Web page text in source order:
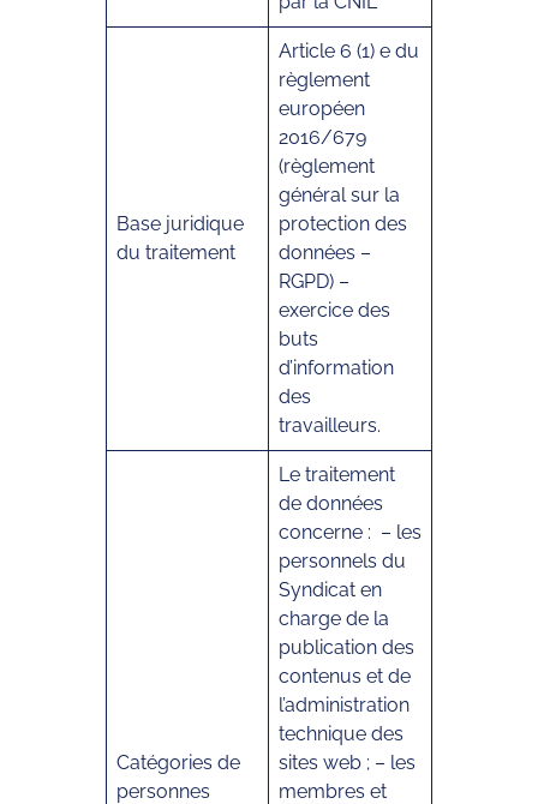
Base juridique
du traitement
Article 6 (1) e du
règlement
européen
2016/679
(règlement
général sur la
protection des
données –
RGPD) –
exercice des
buts
d’information
des
travailleurs.
Catégories de
personnes
Le traitement
de données
concerne : – les
personnels du
Syndicat en
charge de la
publication des
contenus et de
l’administration
technique des
sites web ; – les
membres et